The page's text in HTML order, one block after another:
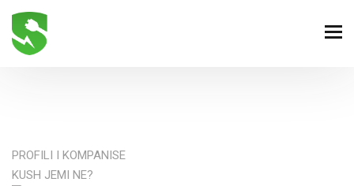
PROFILI I KOMPANISE
KUSH JEMI NE?